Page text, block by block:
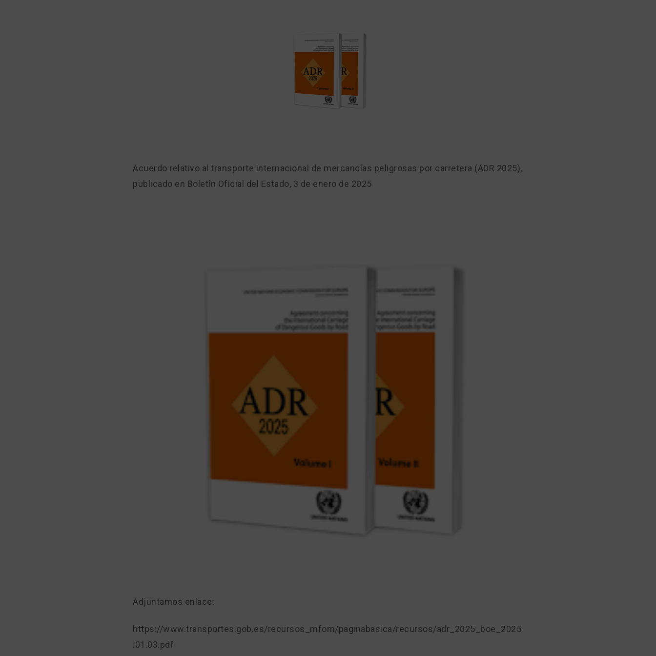
Acuerdo relativo al transporte internacional de mercancías peligrosas por carretera (ADR 2025),
publicado en Boletín Oficial del Estado, 3 de enero de 2025
Adjuntamos enlace:
https://www.transportes.gob.es/recursos_mfom/paginabasica/recursos/adr_2025_boe_2025
.01.03.pdf